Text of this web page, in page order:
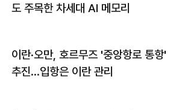
도 주목한 차세대 AI 메모리
이란·오만, 호르무즈 '중앙항로 통항'
추진…입항은 이란 관리